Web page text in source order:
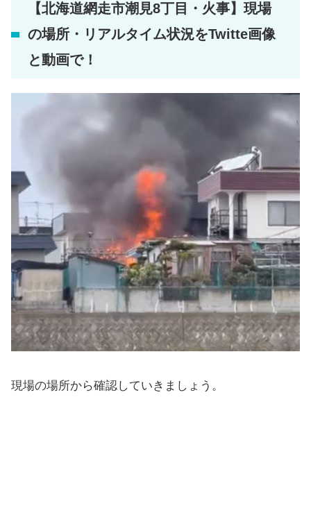
【北海道網走市潮見8丁目・火事】現場
の場所・リアルタイム状況をTwitte画像
と動画で！
現場の場所から確認していきましょう。